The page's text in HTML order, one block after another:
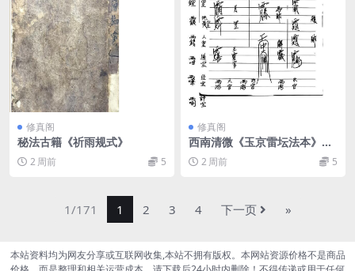
修真阁
秘法古籍《祈雨规式》
2 周前 5
修真阁
西南清微《玉京雷坛法本》手
抄本2 周前 5
1/171 1 2 3 4 下一页 »
本站资料均为网友分享或互联网收集,本站不拥有版权。本网站资源价格不是商品